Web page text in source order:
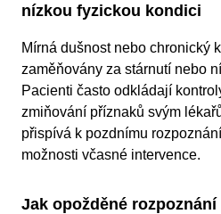
nízkou fyzickou kondici
Mírná dušnost nebo chronický
zaměňovány za stárnutí nebo
Pacienti často odkládají
zmiňování příznaků svým
přispívá k pozdnímu
možnosti včasné intervence.
Jak opožděné